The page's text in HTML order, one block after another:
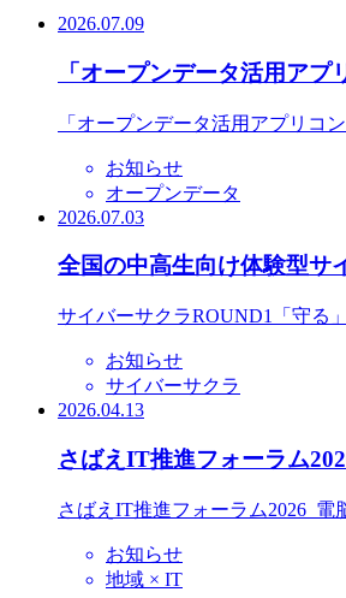
2026.07.09
「オープンデータ活用ア
「オープンデータ活用アプリコ
お知らせ
オープンデータ
2026.07.03
全国の中高生向け体験型サ
サイバーサクラROUND1「守る
お知らせ
サイバーサクラ
2026.04.13
さばえIT推進フォーラム
さばえIT推進フォーラム2026_電
お知らせ
地域 × IT